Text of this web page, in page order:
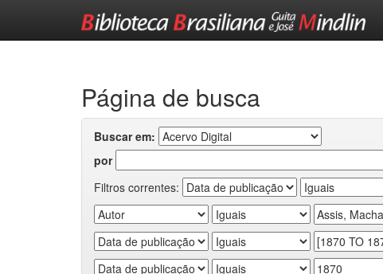
Página de busca
Buscar em:
por
Filtros correntes: